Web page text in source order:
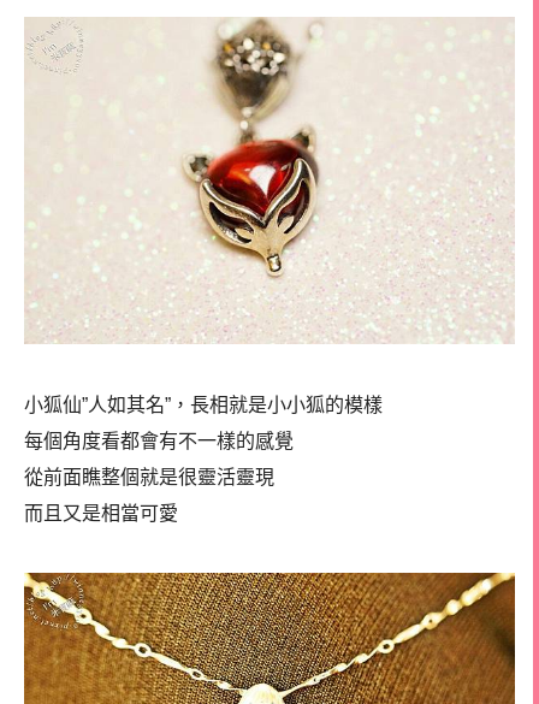
小狐仙”人如其名”，長相就是小小狐的模樣
每個角度看都會有不一樣的感覺
從前面瞧整個就是很靈活靈現
而且又是相當可愛